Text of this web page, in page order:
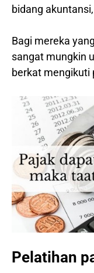
bidang
Bagi mereka
sangat mungkin
berkat mengikuti
Pelatihan